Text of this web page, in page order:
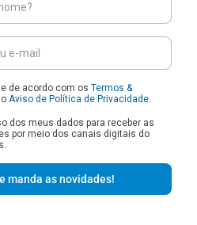
de acordo com os Termos &
Aviso de Política de Privacidade
dos meus dados para receber as
por meio dos canais digitais do
manda as novidades!